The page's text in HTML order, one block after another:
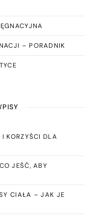
– PORADNIK
KORZYŚCI DLA
JEŚĆ, ABY
CIAŁA – JAK JE